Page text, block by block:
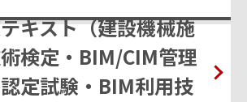
キスト（建設機械施
検定・BIM/CIM管理
定試験・BIM利用技